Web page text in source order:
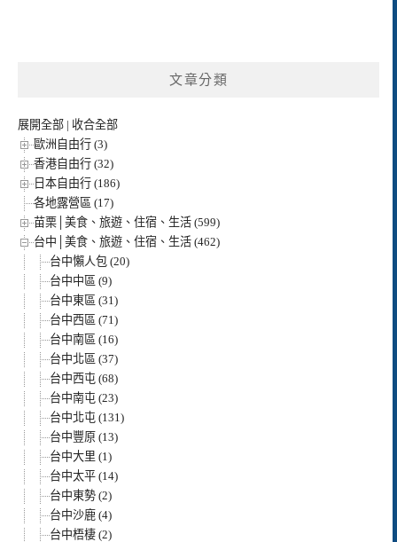
文章分類
展開全部 | 收合全部
歐洲自由行 (3)
香港自由行 (32)
日本自由行 (186)
各地露營區 (17)
苗栗│美食、旅遊、住宿、生活 (599)
台中│美食、旅遊、住宿、生活 (462)
台中懶人包 (20)
台中中區 (9)
台中東區 (31)
台中西區 (71)
台中南區 (16)
台中北區 (37)
台中西屯 (68)
台中南屯 (23)
台中北屯 (131)
台中豐原 (13)
台中大里 (1)
台中太平 (14)
台中東勢 (2)
台中沙鹿 (4)
台中梧棲 (2)